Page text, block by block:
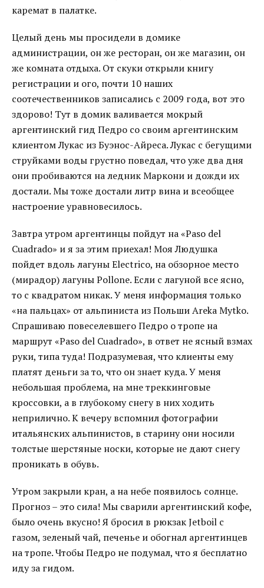
каремат в палатке.
Целый день мы просидели в домике
администрации, он же ресторан, он же магазин, он
же комната отдыха. От скуки открыли книгу
регистрации и ого, почти 10 наших
соотечественников записались с 2009 года, вот это
здорово! Тут в домик валивается мокрый
аргентинский гид Педро со своим аргентинским
клиентом Лукас из Буэнос-Айреса. Лукас с бегущими
струйками воды грустно поведал, что уже два дня
они пробиваются на ледник Маркони и дожди их
достали. Мы тоже достали литр вина и всеобщее
настроение уравновесилось.
Завтра утром аргентинцы пойдут на «Paso del
Cuadrado» и я за этим приехал! Моя Людушка
пойдет вдоль лагуны Electrico, на обзорное место
(мирадор) лагуны Pollone. Если с лагуной все ясно,
то с квадратом никак. У меня информация только
«на пальцах» от альпиниста из Польши Arekа Mytko.
Спрашиваю повеселевшего Педро о тропе на
маршрут «Paso del Cuadrado», в ответ не ясный взмах
руки, типа туда! Подразумевая, что клиенты ему
платят деньги за то, что он знает куда. У меня
небольшая проблема, на мне треккинговые
кроссовки, а в глубокому снегу в них ходить
неприлично. К вечеру вспомнил фотографии
итальянских альпинистов, в старину они носили
толстые шерстяные носки, которые не дают снегу
проникать в обувь.
Утром закрыли кран, а на небе появилось солнце.
Прогноз – это сила! Мы сварили аргентинский кофе,
было очень вкусно! Я бросил в рюкзак Jetboil с
газом, зеленый чай, печенье и обогнал аргентинцев
на тропе. Чтобы Педро не подумал, что я бесплатно
иду за гидом.